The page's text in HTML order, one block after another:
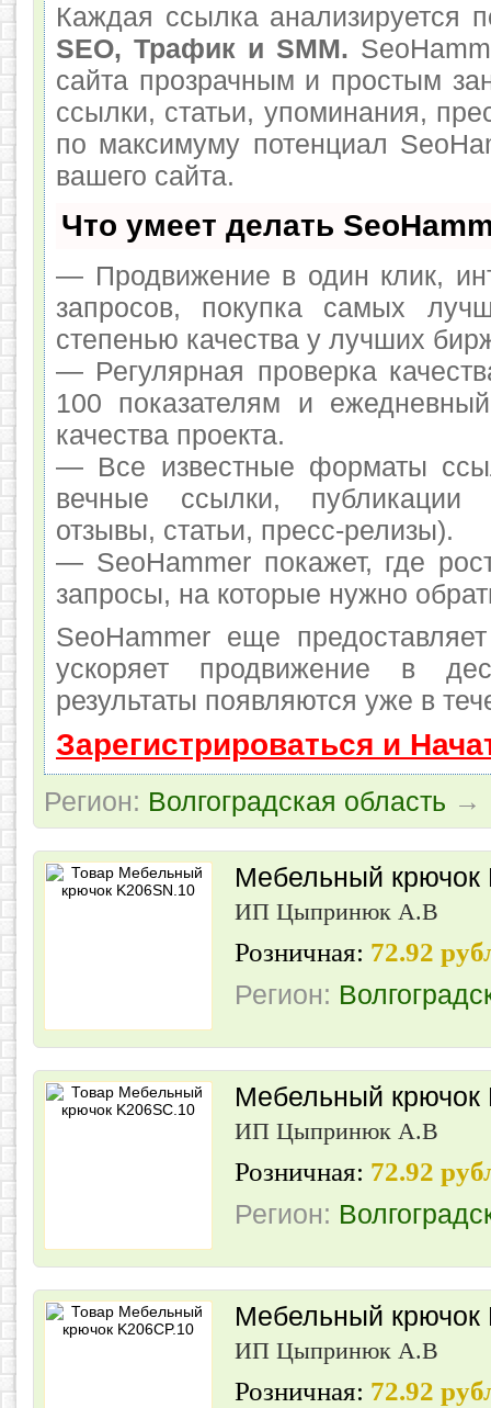
Каждая ссылка анализируется
SEO, Трафик и SMM.
сайта прозрачным и простым
ссылки, статьи, упоминания,
по максимуму потенциал
вашего сайта.
Что умеет делать
— Продвижение в один клик,
запросов, покупка самых
степенью качества у лучших
— Регулярная проверка
100 показателям и
качества проекта.
— Все известные форматы
вечные ссылки, публикации
отзывы, статьи, пресс-релизы).
— SeoHammer покажет, где
запросы, на которые нужно
SeoHammer еще
ускоряет продвижение в
результаты появляются уже в
Зарегистрироваться и
Регион: Волгоградская область →
Мебельный крючок
ИП Цыпринюк А.В
Розничная: 72.92
Регион:
Мебельный крючок
ИП Цыпринюк А.В
Розничная: 72.92
Регион:
Мебельный крючок
ИП Цыпринюк А.В
Розничная: 72.92